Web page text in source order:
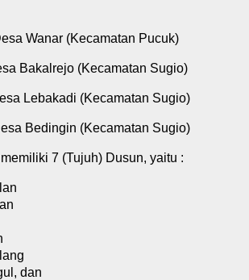
Wanar (Kecamatan Pucuk)
Bakalrejo (Kecamatan Sugio)
Lebakadi (Kecamatan Sugio)
Bedingin (Kecamatan Sugio)
7 (Tujuh) Dusun, yaitu :
dan